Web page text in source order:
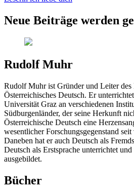
Neue Beiträge werden
Rudolf Muhr
Rudolf Muhr ist Gründer und Leiter des
Österreichisches Deutsch. Er
Universität Graz an verschiedenen
Südburgenländer, der seine Herkunft
Österreichische Deutsch eine
wesentlicher Forschungsgegenstand
Daneben hat er auch Deutsch als
Deutsch als Erstsprache unterrichtet
ausgebildet.
Bücher